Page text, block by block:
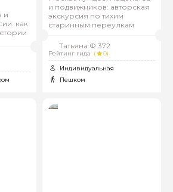
и
как
и подвижников: авторская
экскурсия по тихим
старинным переулкам
Татьяна.Ф 372
Рейтинг гида (
0)
Индивидуальная
Пешком